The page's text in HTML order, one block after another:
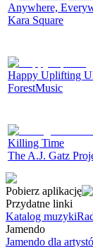
Anywhere,
Kara Square
Happy Uplifting
ForestMusic
Killing Time
The A.J. Gatz
Pobierz aplikację
Przydatne linki
Katalog muzyki
Jamendo
Jamendo dla